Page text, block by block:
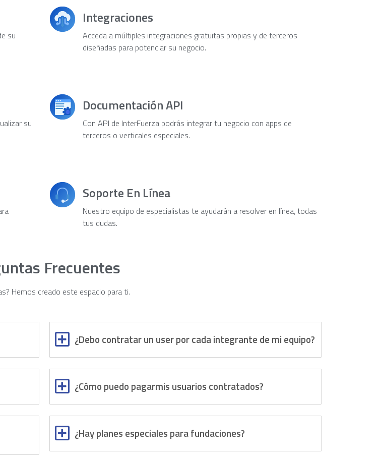
su
Integraciones
Acceda a múltiples integraciones gratuitas propias y de terceros
diseñadas para potenciar su negocio.
su
Documentación API
Con API de InterFuerza podrás integrar tu negocio con apps de
terceros o verticales especiales.
Soporte En Línea
Nuestro equipo de especialistas te ayudarán a resolver en línea, todas
tus dudas.
Frecuentes
Hemos creado este espacio para ti.
¿Debo contratar un user por cada integrante de mi equipo?
¿Cómo puedo pagarmis usuarios contratados?
¿Hay planes especiales para fundaciones?